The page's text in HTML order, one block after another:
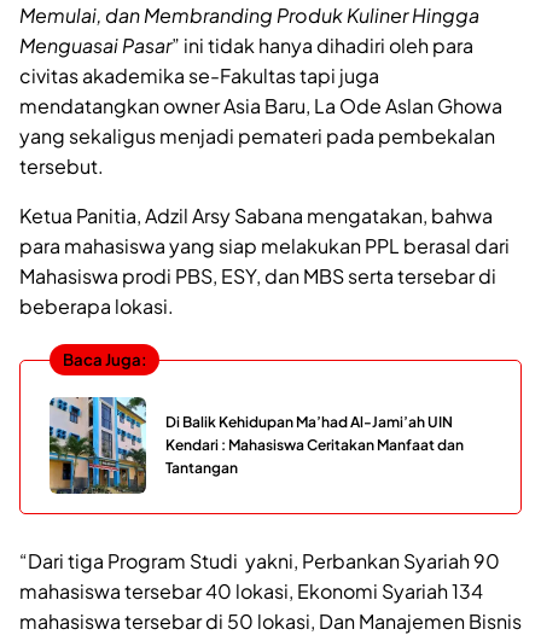
Memulai, dan Membranding Produk Kuliner Hingga
Menguasai Pasar” ini tidak hanya dihadiri oleh para
civitas akademika se-Fakultas tapi juga
mendatangkan owner Asia Baru, La Ode Aslan Ghowa
yang sekaligus menjadi pemateri pada pembekalan
tersebut.
Ketua Panitia, Adzil Arsy Sabana mengatakan, bahwa
para mahasiswa yang siap melakukan PPL berasal dari
Mahasiswa prodi PBS, ESY, dan MBS serta tersebar di
beberapa lokasi.
Baca Juga:
Di Balik Kehidupan Ma’had Al-Jami’ah UIN
Kendari : Mahasiswa Ceritakan Manfaat dan
Tantangan
“Dari tiga Program Studi yakni, Perbankan Syariah 90
mahasiswa tersebar 40 lokasi, Ekonomi Syariah 134
mahasiswa tersebar di 50 lokasi, Dan Manajemen Bisnis